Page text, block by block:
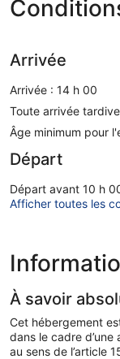
Arrivée
Arrivée : 14 h 00
Toute arrivée
Âge minimum pour
Départ
Départ avant 10 h
Afficher toutes les
À savoir
Cet hébergement
dans le cadre
au sens de l’article